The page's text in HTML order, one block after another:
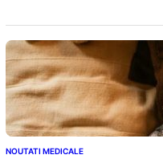
NOUTATI MEDICALE